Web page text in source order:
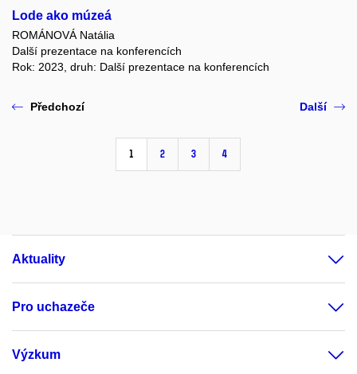
Lode ako múzeá
ROMÁNOVÁ Natália
Další prezentace na konferencích
Rok: 2023, druh: Další prezentace na konferencích
Předchozí
1 2 3 4
Další
Aktuality
Pro uchazeče
Výzkum